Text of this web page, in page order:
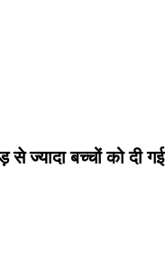
ज्यादा बच्चों को दी गई